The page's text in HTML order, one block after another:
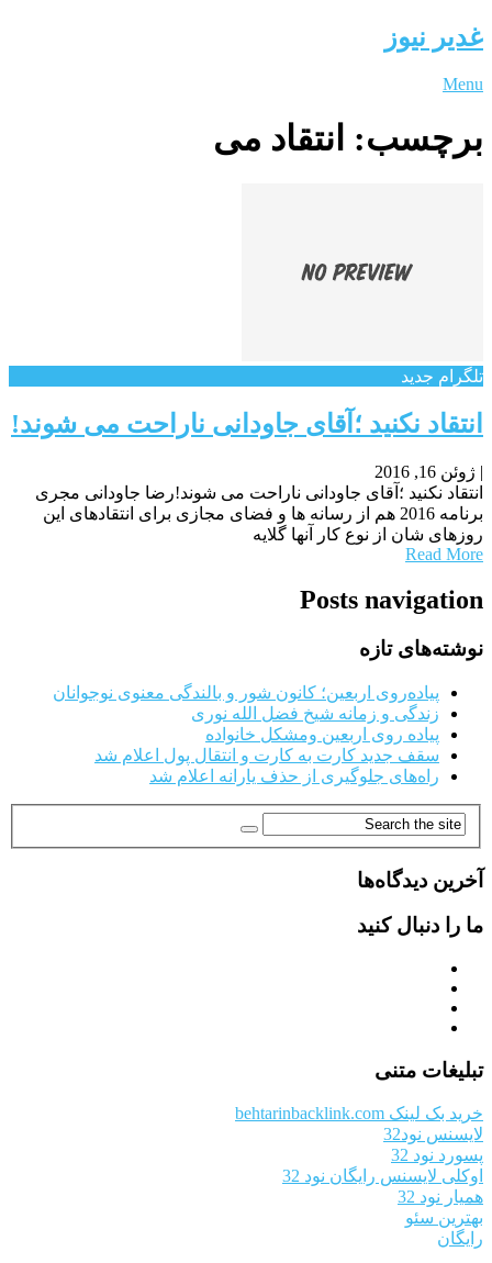
غدیر نیوز
Menu
برچسب: انتقاد می
تلگرام جدید
انتقاد نکنید ؛آقای جاودانی ناراحت می شوند!
| ژوئن 16, 2016
انتقاد نکنید ؛آقای جاودانی ناراحت می شوند!رضا جاودانی مجری
برنامه 2016 هم از رسانه ها و فضای مجازی برای انتقادهای این
روزهای شان از نوع کار آنها گلایه
Read More
Posts navigation
نوشته‌های تازه
پیاده‌روی اربعین؛ کانون شور و بالندگی معنوی نوجوانان
زندگی و زمانه شیخ فضل الله نوری
پیاده روی اربعین ومشکل خانواده
سقف جدید کارت به کارت و انتقال پول اعلام شد
راه‌های جلوگیری از حذف یارانه اعلام شد
آخرین دیدگاه‌ها
ما را دنبال کنید
تبلیغات متنی
خرید بک لینک behtarinbacklink.com
لایسنس نود32
پسورد نود 32
اوکلی لایسنس رایگان نود 32
همیار نود 32
بهترین سئو
رایگان